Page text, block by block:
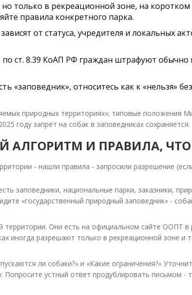
только в рекреационной зоне, на
правила конкретного парка.
от статуса, учредителя и локальных
8.39 КоАП РФ граждан штрафуют обычно
«заповедник», относитесь как к «нельзя»
природных территориях»; типовые положения
году запрет на собак в заповедниках сохраняется.
АЛГОРИТМ И ПРАВИЛА,
- нашли правила - запросили разрешение
заповедники, национальные парки, заказники,
«государственный природный заповедник» -
территории. Они есть на официальном сайте ООПТ
иногда разрешают только в рекреационной зоне и
ли собаки?» и «Какие ограничения?»
устный ответ продублировать письмом -